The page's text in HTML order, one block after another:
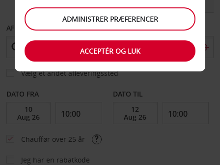
AFHENT FRA
Vælg et andet afleveringssted
DATO FRA DATO TIL
Chauffør over 25 år
Jeg har en rabatkode
ADMINISTRER PRÆFERENCER
ACCEPTÉR OG LUK